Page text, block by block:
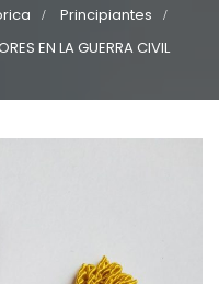
Principiantes
EN LA GUERRA CIVIL